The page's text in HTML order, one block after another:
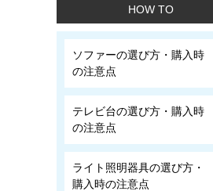
HOW TO
ソファーの選び方・購入時
の注意点
テレビ台の選び方・購入時
の注意点
ライト照明器具の選び方・
購入時の注意点